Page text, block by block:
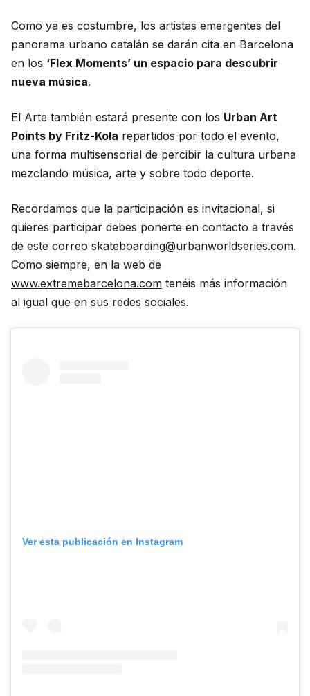
Como ya es costumbre, los artistas emergentes del
panorama urbano catalán se darán cita en Barcelona
en los ‘Flex Moments’ un espacio para descubrir
nueva música.
El Arte también estará presente con los Urban Art
Points by Fritz-Kola repartidos por todo el evento,
una forma multisensorial de percibir la cultura urbana
mezclando música, arte y sobre todo deporte.
Recordamos que la participación es invitacional, si
quieres participar debes ponerte en contacto a través
de este correo skateboarding@urbanworldseries.com.
Como siempre, en la web de
www.extremebarcelona.com tenéis más información
al igual que en sus redes sociales.
Ver esta publicación en Instagram